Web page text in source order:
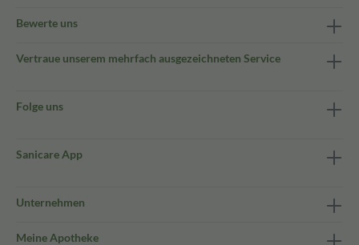
Bewerte uns
Vertraue unserem mehrfach ausgezeichneten Service
Folge uns
Sanicare App
Unternehmen
Meine Apotheke